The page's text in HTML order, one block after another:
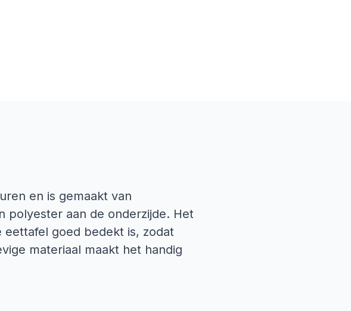
en is gemaakt van
polyester aan de onderzijde. Het
goed bedekt is, zodat
materiaal maakt het handig